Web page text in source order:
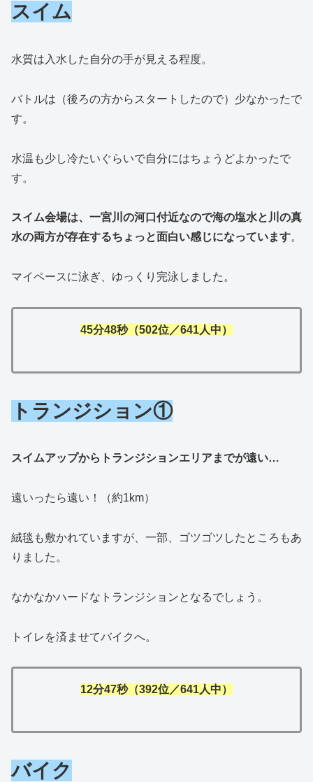
スイム
水質は入水した自分の手が見える程度。
バトルは（後ろの方からスタートしたので）少なかったで
す。
水温も少し冷たいぐらいで自分にはちょうどよかったで
す。
スイム会場は、一宮川の河口付近なので海の塩水と川の真
水の両方が存在するちょっと面白い感じになっています。
マイペースに泳ぎ、ゆっくり完泳しました。
45分48秒（502位／641人中）
トランジション①
スイムアップからトランジションエリアまでが遠い…
遠いったら遠い！（約1km）
絨毯も敷かれていますが、一部、ゴツゴツしたところもあ
りました。
なかなかハードなトランジションとなるでしょう。
トイレを済ませてバイクへ。
12分47秒（392位／641人中）
バイク